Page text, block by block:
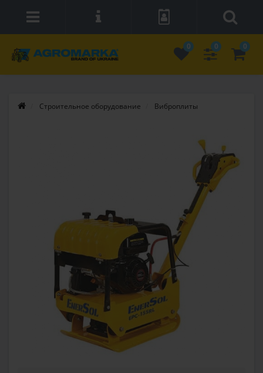
0 0 0
Строительное оборудование Виброплиты